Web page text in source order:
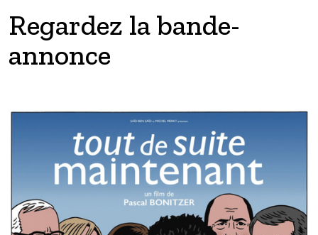
Regardez la bande-
annonce